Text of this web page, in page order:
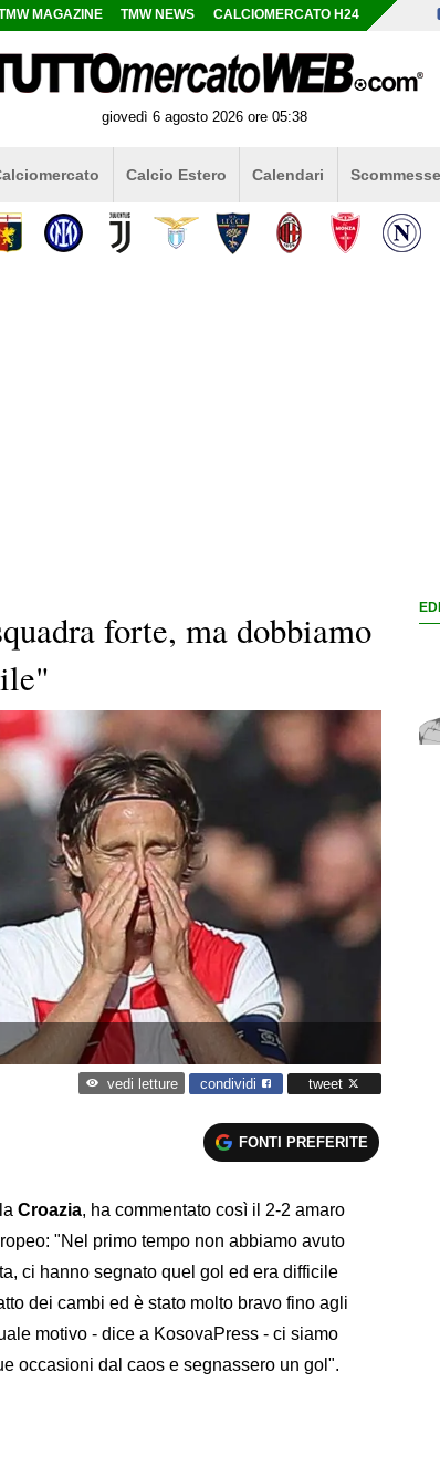
MAGAZINE TMW NEWS CALCIOMERCATO H24
giovedì 6 agosto 2026 ore 05:38
Calcio Estero Calendari Scommesse
forte, ma dobbiamo
vedi letture condividi tweet
FONTI PREFERITE
Croazia, ha commentato così il 2-2 amaro
"Nel primo tempo non abbiamo avuto
ci hanno segnato quel gol ed era difficile
dei cambi ed è stato molto bravo fino agli
motivo - dice a KosovaPress - ci siamo
occasioni dal caos e segnassero un gol".